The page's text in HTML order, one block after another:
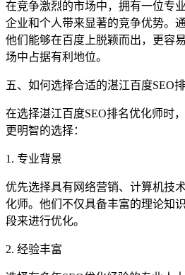
在竞争激烈的市场中，拥有一位专
企业和个人带来显著的竞争优势。
他们能够在百度上脱颖而出，更容
场中占据有利地位。
五、如何选择合适的湛江百度SEO
在选择湛江百度SEO排名优化师时
更明智的选择：
1. 专业背景
优先选择具有网络营销、计算机技
化师。他们不仅具备丰富的理论知
段来进行优化。
2. 经验丰富